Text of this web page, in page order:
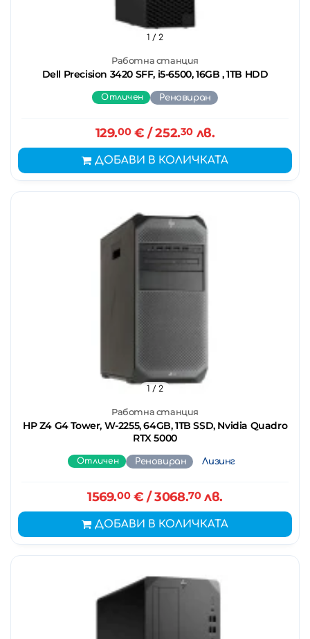
Работна станция
Dell Precision 3420 SFF, i5-6500, 16GB , 1TB HDD
1 / 2
Отличен Реновиран
129.00€ / 252.30лв.
ДОБАВИ В КОЛИЧКАТА
Работна станция
HP Z4 G4 Tower, W-2255, 64GB, 1TB SSD, Nvidia Quadro
RTX 5000
1 / 2
Отличен Реновиран Лизинг
1569.00€ / 3068.70лв.
ДОБАВИ В КОЛИЧКАТА